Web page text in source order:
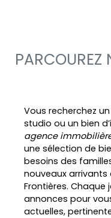
PARCOUREZ
Vous recherchez
studio ou un bien
agence
une sélection de
besoins des
nouveaux arrivants
Frontières.
annonces pour
actuelles,